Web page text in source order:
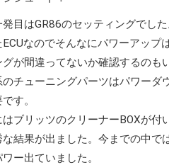
目はGR86のセッティングでした
ECUなのでそんなにパワーアップ
が間違ってないか確認するのも
チューニングパーツはパワーダ
す。
ブリッツのクリーナーBOXが付
な結果が出ました。今までの中で
ー出ていました。